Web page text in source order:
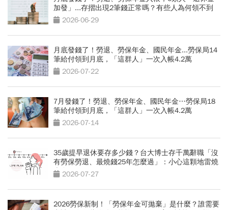
加發」...存摺出現2筆錢正常嗎？有些人為何領不到
2026-06-29
月底發錢了！勞退、勞保年金、國民年金...勞保局14
筆給付領到月底，「這群人」一次入帳4.2萬
2026-07-22
7月發錢了！勞退、勞保年金、國民年金…勞保局18
筆給付領到月底，「這群人」一次入帳4.2萬
2026-07-14
35歲提早退休要存多少錢？台大博士存千萬辭職「沒
有勞保勞退、最燒錢25年怎麼過」：小心這顆地雷燒
光存款
2026-07-27
2026勞保新制！「勞保年金可拋棄」是什麼？誰需要